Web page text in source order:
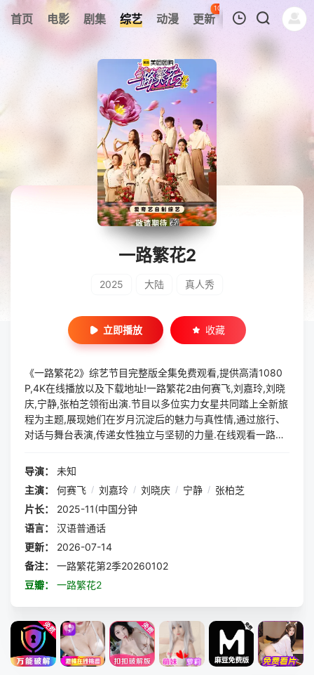
首页 电影 剧集 综艺 动漫 更新
105
热榜 APP
我的观影记录
暂无观看影片的记录
一路繁花2
2025 大陆 真人秀
立即播放 收藏
《一路繁花2》综艺节目完整版全集免费观看,提供高清1080
P,4K在线播放以及下载地址!一路繁花2由何赛飞,刘嘉玲,刘晓
庆,宁静,张柏芝领衔出演.节目以多位实力女星共同踏上全新旅
程为主题,展现她们在岁月沉淀后的魅力与真性情,通过旅行、
对话与舞台表演,传递女性独立与坚韧的力量.在线观看一路繁
导演：
未知
主演：
何赛飞 / 刘嘉玲 / 刘晓庆 / 宁静 / 张柏芝
片长：
2025-11(中国分钟
语言：
汉语普通话
更新：
2026-07-14
备注：
一路繁花第2季20260102
豆瓣：
一路繁花2